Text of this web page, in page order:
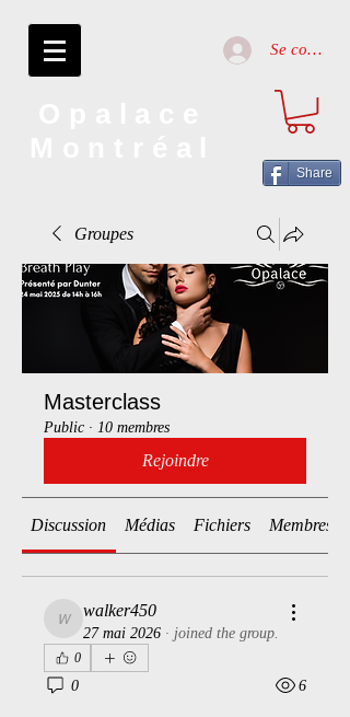
Se connecter
Share
Groupes
Masterclass
Public · 10 membres
Rejoindre
Discussion Médias Fichiers Membres
walker450
walker450
27 mai 2026 · joined the group.
0
0 6